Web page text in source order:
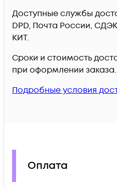
Доступные службы
DPD, Почта России,
КИТ.
Сроки и стоимость
при оформлении заказа.
Подробные условия
Оплата